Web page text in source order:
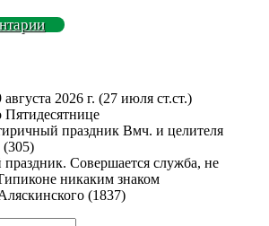
2026 г. (27 июля ст.ст.)
Пятидесятнице
Вмч. и целителя
(305)
(1837)